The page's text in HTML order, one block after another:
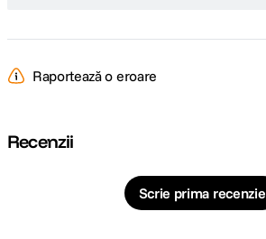
Raportează o eroare
Recenzii
Scrie prima recenzie